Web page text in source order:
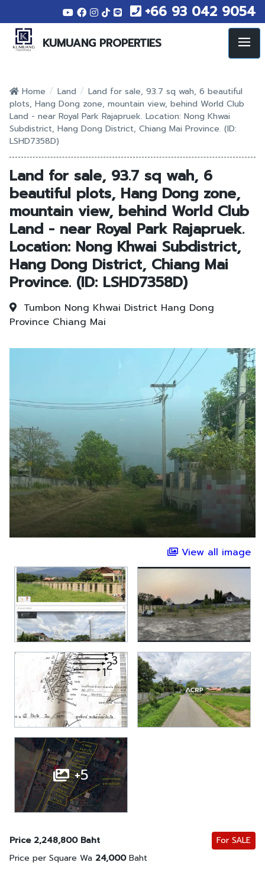
+66 93 042 9054
KUMUANG PROPERTIES
Home / Land / Land for sale, 93.7 sq wah, 6 beautiful
plots, Hang Dong zone, mountain view, behind World Club
Land - near Royal Park Rajapruek. Location: Nong Khwai
Subdistrict, Hang Dong District, Chiang Mai Province. (ID:
LSHD7358D)
Land for sale, 93.7 sq wah, 6
beautiful plots, Hang Dong zone,
mountain view, behind World Club
Land - near Royal Park Rajapruek.
Location: Nong Khwai Subdistrict,
Hang Dong District, Chiang Mai
Province. (ID: LSHD7358D)
Tumbon Nong Khwai District Hang Dong
Province Chiang Mai
View all image
+5
Price 2,248,800 Baht
Price per Square Wa 24,000Baht
For SALE